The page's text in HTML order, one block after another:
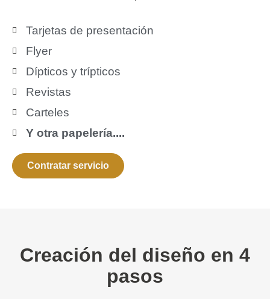
Tarjetas de presentación
Flyer
Dípticos y trípticos
Revistas
Carteles
Y otra papelería....
Contratar servicio
Creación del diseño en 4
pasos